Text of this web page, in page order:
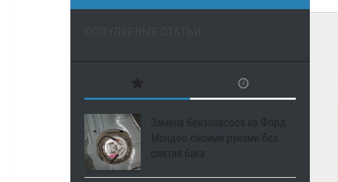
Замена бензонасоса на Форд
Мондео своими руками без
снятия бака